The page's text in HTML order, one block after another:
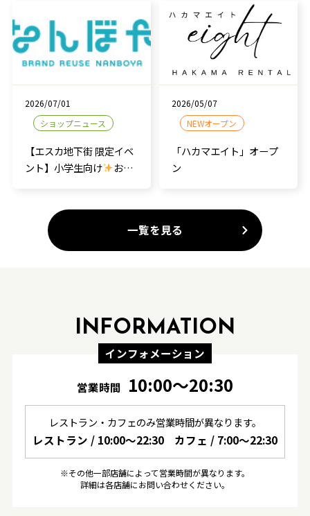
2026/07/01
ショップニュース
【エスカ地下街 限定イベ
ント】小学生向け
おし
2026/05/07
NEWオープン
「ハカマエイト」オープ
ン
一覧を見る
INFORMATION
インフォメーション
営業時間 10:00〜20:30
レストラン・カフェのみ営業時間が異なります。
レストラン / 10:00〜22:30 カフェ / 7:00〜22:30
※その他一部店舗によって営業時間が異なります。
詳細は各店舗にお問い合わせください。